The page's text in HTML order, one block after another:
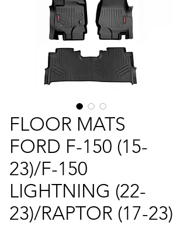
FLOOR MATS
FORD F-150 (15-
23)/F-150
LIGHTNING (22-
23)/RAPTOR (17-23)